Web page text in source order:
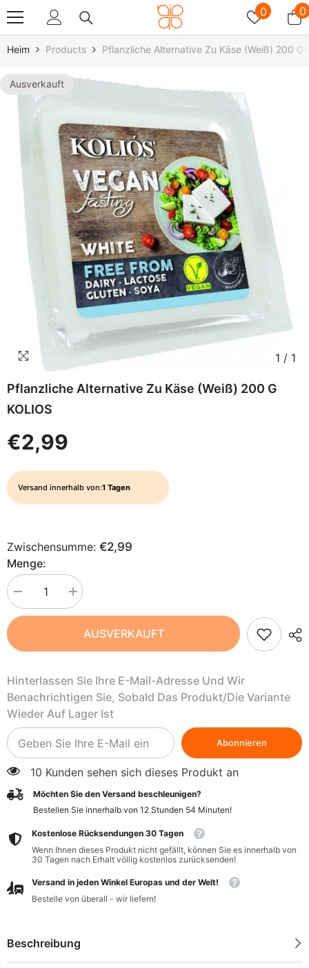
0 00
Heim Products Pflanzliche Alternative Zu Käse (weiß) 200 G
Ausverkauft
1 / 1
Pflanzliche Alternative Zu Käse (weiß) 200 G
KOLIOS
€2,99
Versand innerhalb von:1 Tagen
Zwischensumme: €2,99
Menge:
verringern
für
zu
200
KOLIOS
Menge
erhöhen
für
Pflanzliche
Alternative
200
KOLIOS
AUSVERKAUFT
Hinterlassen Sie Ihre E-Mail-Adresse Und Wir
Benachrichtigen Sie, Sobald Das Produkt/die Variante
Wieder Auf Lager Ist
Abonnieren
10 Kunden sehen sich dieses Produkt an
Möchten Sie den Versand beschleunigen?
Bestellen Sie innerhalb von 12 Stunden 54 Minuten!
Kostenlose Rücksendungen 30 Tagen
Wenn Ihnen dieses Produkt nicht gefällt, können Sie es innerhalb von
30 Tagen nach Erhalt völlig kostenlos zurücksenden!
Versand in jeden Winkel Europas und der Welt!
Bestelle von überall - wir liefern!
Beschreibung